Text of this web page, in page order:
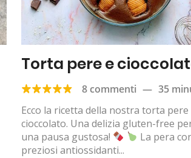
Torta pere e
8 commenti — 35
Ecco la ricetta della nostra torta pere
cioccolato. Una delizia gluten-free
una pausa gustosa!
La pera
preziosi antiossidanti...